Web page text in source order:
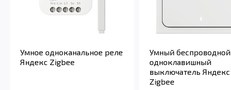
Умное одноканальное реле
Яндекс Zigbee
Умный беспроводной
одноклавишный
выключатель Яндекс
Zigbee